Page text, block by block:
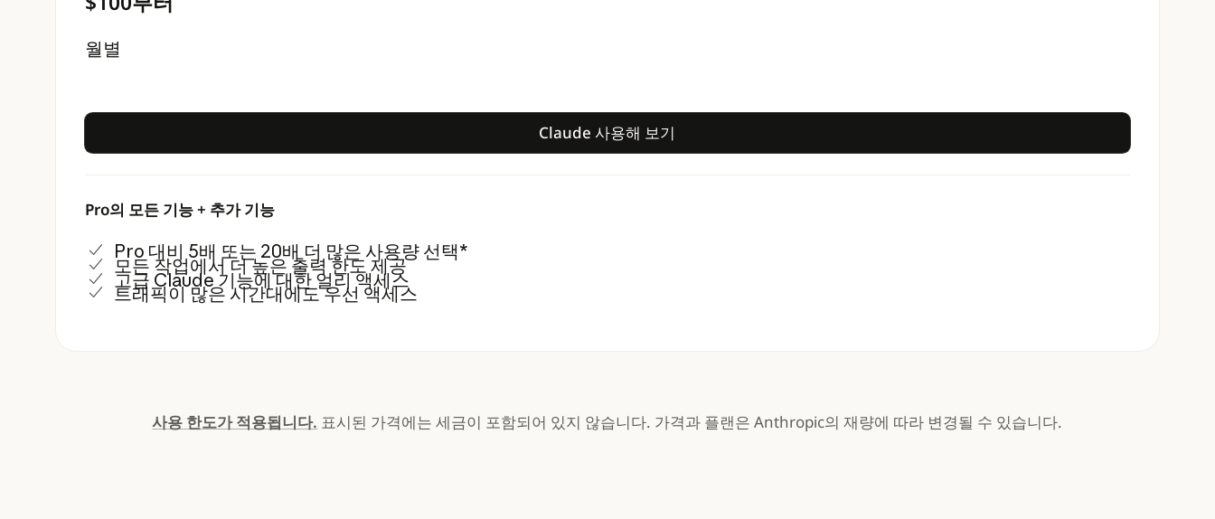
월별
Claude 사용해 보기
Pro의 모든 기능 + 추가 기능
Pro 대비 5배 또는 20배 더 많은 사용량 선택*
모든 작업에서 더 높은 출력 한도 제공
고급 Claude 기능에 대한 얼리 액세스
트래픽이 많은 시간대에도 우선 액세스
사용 한도가 적용됩니다. 표시된 가격에는 세금이 포함되어 있지 않습니다. 가격과 플랜은 Anthropic의 재량에 따라 변경될 수 있습니다.